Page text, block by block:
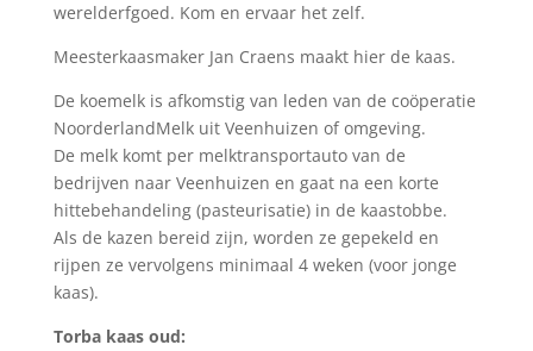
werelderfgoed. Kom en ervaar het zelf.
Meesterkaasmaker Jan Craens maakt hier de kaas.
De koemelk is afkomstig van leden van de coöperatie
NoorderlandMelk uit Veenhuizen of omgeving.
De melk komt per melktransportauto van de
bedrijven naar Veenhuizen en gaat na een korte
hittebehandeling (pasteurisatie) in de kaastobbe.
Als de kazen bereid zijn, worden ze gepekeld en
rijpen ze vervolgens minimaal 4 weken (voor jonge
kaas).
Torba kaas oud: